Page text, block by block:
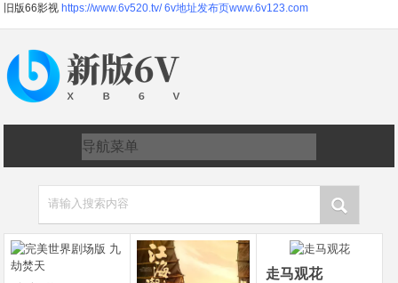
旧版66影视 https://www.6v520.tv/ 6v地址发布页www.6v123.com
请输入搜索内容
走马观花